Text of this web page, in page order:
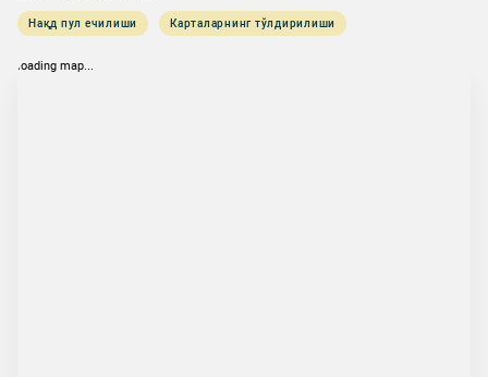
Нақд пул ечилиши Карталарнинг тўлдирилиши
loading map...